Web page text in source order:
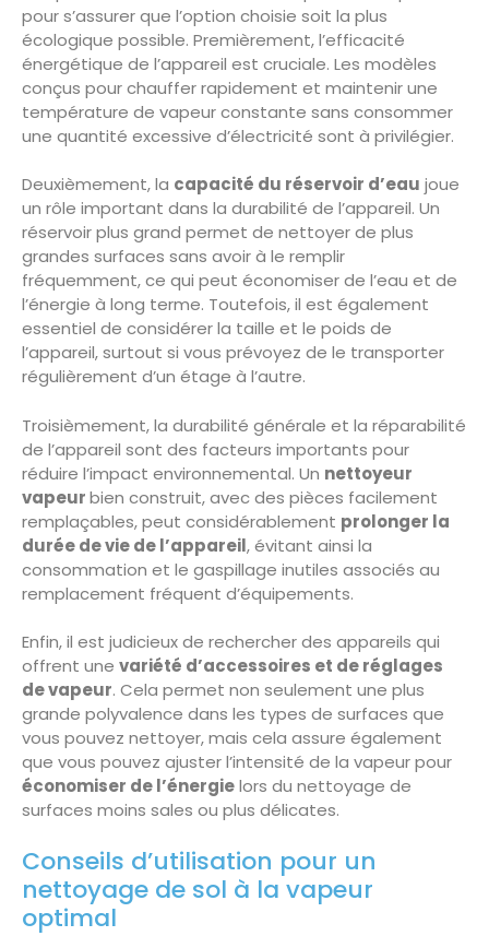
pour s’assurer que l’option choisie soit la plus
écologique possible. Premièrement, l’efficacité
énergétique de l’appareil est cruciale. Les modèles
conçus pour chauffer rapidement et maintenir une
température de vapeur constante sans consommer
une quantité excessive d’électricité sont à privilégier.
Deuxièmement, la capacité du réservoir d’eau joue
un rôle important dans la durabilité de l’appareil. Un
réservoir plus grand permet de nettoyer de plus
grandes surfaces sans avoir à le remplir
fréquemment, ce qui peut économiser de l’eau et de
l’énergie à long terme. Toutefois, il est également
essentiel de considérer la taille et le poids de
l’appareil, surtout si vous prévoyez de le transporter
régulièrement d’un étage à l’autre.
Troisièmement, la durabilité générale et la réparabilité
de l’appareil sont des facteurs importants pour
réduire l’impact environnemental. Un nettoyeur
vapeurbien construit, avec des pièces facilement
remplaçables, peut considérablement prolonger la
durée de vie de l’appareil, évitant ainsi la
consommation et le gaspillage inutiles associés au
remplacement fréquent d’équipements.
Enfin, il est judicieux de rechercher des appareils qui
offrent une variété d’accessoires et de réglages
de vapeur. Cela permet non seulement une plus
grande polyvalence dans les types de surfaces que
vous pouvez nettoyer, mais cela assure également
que vous pouvez ajuster l’intensité de la vapeur pour
économiser de l’énergielors du nettoyage de
surfaces moins sales ou plus délicates.
Conseils d’utilisation pour un
nettoyage de sol à la vapeur
optimal